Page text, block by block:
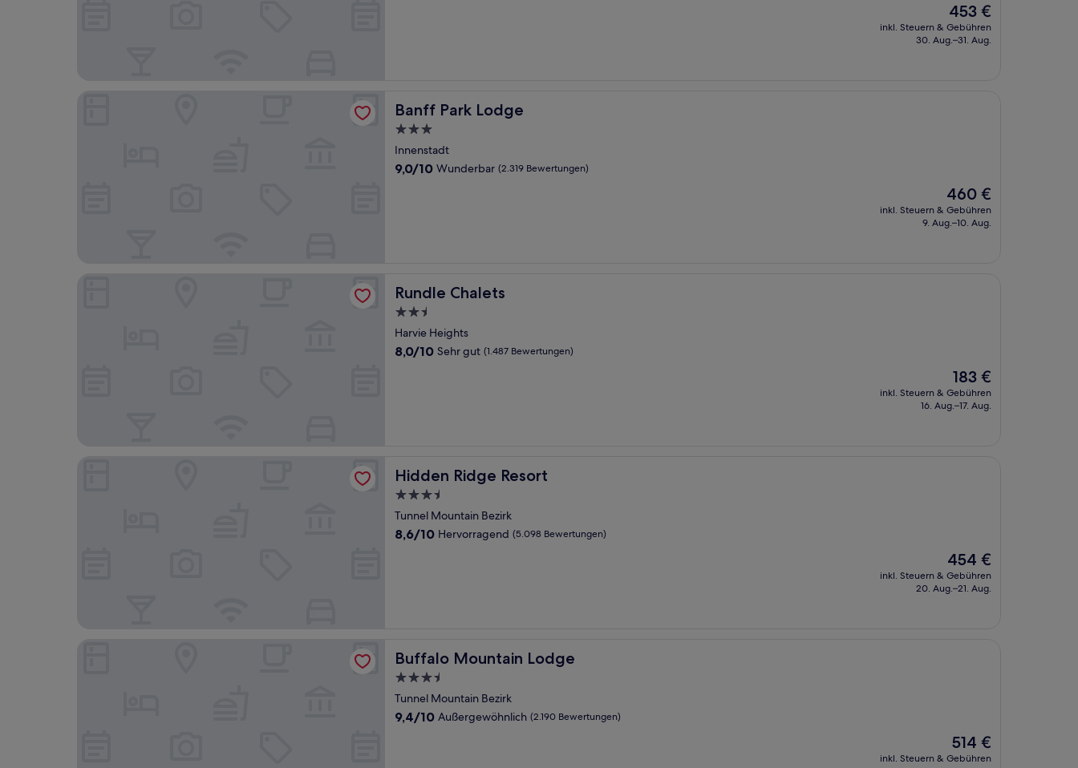
Der
Preis
beträgt
453 €
inkl. Steuern & Gebühren
30. Aug.–31. Aug.
Banff Park Lodge
Banff Park Lodge
3.0-
Sterne-
Unterkunft
Innenstadt
9.0
9,0/10 Wunderbar (2.319 Bewertungen)
Der
Preis
beträgt
460 €
inkl. Steuern & Gebühren
9. Aug.–10. Aug.
Rundle Chalets
Rundle Chalets
2.5-
Sterne-
Unterkunft
Harvie Heights
8.0
8,0/10 Sehr gut (1.487 Bewertungen)
Der
Preis
beträgt
183 €
inkl. Steuern & Gebühren
16. Aug.–17. Aug.
Hidden Ridge Resort
Hidden Ridge Resort
3.5-
Sterne-
Unterkunft
Tunnel Mountain Bezirk
8.6
8,6/10 Hervorragend (5.098 Bewertungen)
Der
Preis
beträgt
454 €
inkl. Steuern & Gebühren
20. Aug.–21. Aug.
Buffalo Mountain Lodge
Buffalo Mountain Lodge
3.5-
Sterne-
Unterkunft
Tunnel Mountain Bezirk
9.4
9,4/10 Außergewöhnlich (2.190 Bewertungen)
Der
Preis
514 €
inkl. Steuern & Gebühren